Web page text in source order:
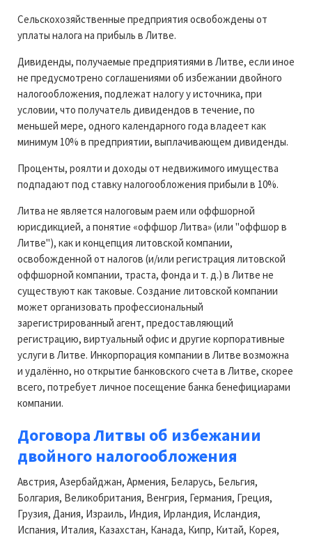
Сельскохозяйственные предприятия освобождены от
уплаты налога на прибыль в Литве.
Дивиденды, получаемые предприятиями в Литве, если иное
не предусмотрено соглашениями об избежании двойного
налогообложения, подлежат налогу у источника, при
условии, что получатель дивидендов в течение, по
меньшей мере, одного календарного года владеет как
минимум 10% в предприятии, выплачивающем дивиденды.
Проценты, роялти и доходы от недвижимого имущества
подпадают под ставку налогообложения прибыли в 10%.
Литва не является налоговым раем или оффшорной
юрисдикцией, а понятие «оффшор Литва» (или "оффшор в
Литве"), как и концепция литовской компании,
освобожденной от налогов (и/или регистрация литовской
оффшорной компании, траста, фонда и т. д.) в Литве не
существуют как таковые. Создание литовской компании
может организовать профессиональный
зарегистрированный агент, предоставляющий
регистрацию, виртуальный офис и другие корпоративные
услуги в Литве. Инкорпорация компании в Литве возможна
и удалённо, но открытие банковского счета в Литве, скорее
всего, потребует личное посещение банка бенефициарами
компании.
Договора Литвы об избежании
двойного налогообложения
Австрия, Азербайджан, Армения, Беларусь, Бельгия,
Болгария, Великобритания, Венгрия, Германия, Греция,
Грузия, Дания, Израиль, Индия, Ирландия, Исландия,
Испания, Италия, Казахстан, Канада, Кипр, Китай, Корея,